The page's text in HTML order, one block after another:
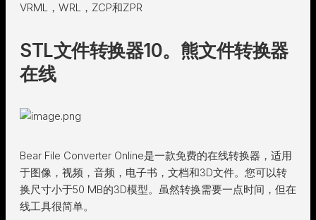
VRML，WRL，ZCP和ZPR
STL文件转换器10。熊文件转换器
在线
Bear File Converter Online是一款免费的在线转换器，适用
于图像，视频，音频，电子书，文档和3D文件。您可以转
换尺寸小于50 MB的3D模型。虽然转换需要一点时间，但在
线工具很简单。